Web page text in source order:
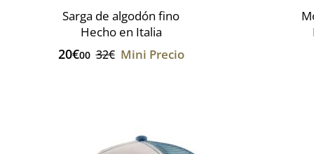
Sarga de algodón fino
Hecho en Italia
20€00 32€ Mini Precio